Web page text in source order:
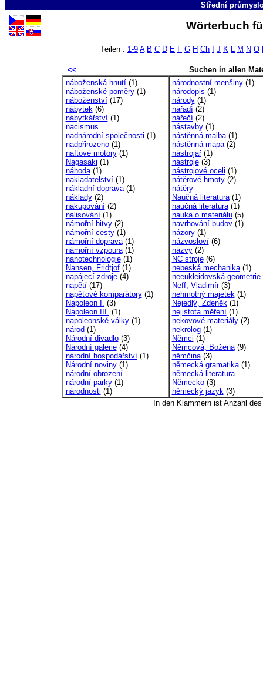
Střední
Wörterbuch
Teilen : 1-9 A B C D E F G H Ch J K L M N O
<<
Suchen in allen
náboženská hnutí(1)
náboženské poměry(1)
náboženství(17)
nábytek(6)
nábytkářství(1)
nacismus
nadnárodní společnosti (1)
nadpřirozeno(1)
naftové motory(1)
Nagasaki (1)
náhoda(1)
nakladatelství(1)
nákladní doprava(1)
náklady(2)
nakupování(2)
nalisování(1)
námořní bitvy(2)
námořní cesty(1)
námořní doprava(1)
námořní vzpoura(1)
nanotechnologie(1)
Nansen, Fridtjof(1)
napájecí zdroje(4)
napětí(17)
napěťové komparátory(1)
Napoleon I. (3)
Napoleon III. (1)
napoleonské války(1)
národ (1)
Národní divadlo(3)
Národní galerie(4)
národní hospodářství(1)
Národní noviny(1)
národní obrození
národní parky(1)
národnosti (1)
národnostní menšiny(1)
národopis (1)
národy(1)
nářadí(2)
nářečí(2)
nástavby(1)
nástěnná malba(1)
nástěnná mapa(2)
nástrojař(1)
nástroje(3)
nástrojové oceli (1)
nátěrové hmoty(2)
nátěry
Naučná literatura(1)
naučná literatura(1)
nauka o materiálu(5)
navrhování budov(1)
názory(1)
názvosloví(6)
názvy(2)
NC stroje(6)
nebeská mechanika(1)
neeukleidovská geometrie
Neff, Vladimír(3)
nehmotný majetek(1)
Nejedlý, Zdeněk(1)
nejistota měření(1)
nekovové materiály(2)
nekrolog(1)
Němci (1)
Němcová, Božena(9)
němčina(3)
německá gramatika(1)
německá literatura
Německo(3)
německý jazyk(3)
In den Klammern ist Anzahl